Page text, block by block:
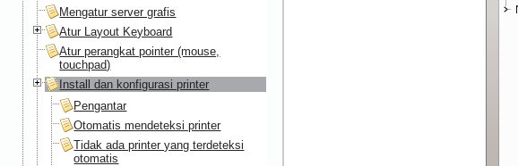
Mengatur server grafis
Atur Layout Keyboard
Atur perangkat pointer (mouse,
touchpad)
Install dan konfigurasi printer
Pengantar
Otomatis mendeteksi printer
Tidak ada printer yang terdeteksi
otomatis